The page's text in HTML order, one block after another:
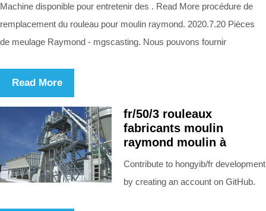
Machine disponible pour entretenir des . Read More procédure de
remplacement du rouleau pour moulin raymond. 2020.7.20 Pièces
de meulage Raymond - mgscasting. Nous pouvons fournir
Read More
fr/50/3 rouleaux
fabricants moulin
raymond moulin à
Contribute to hongyib/fr development
by creating an account on GitHub.